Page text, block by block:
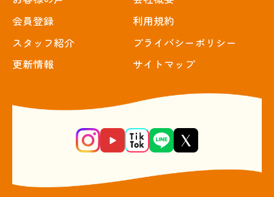
会員登録
スタッフ紹介
更新情報
利用規約
プライバシーポリシー
サイトマップ